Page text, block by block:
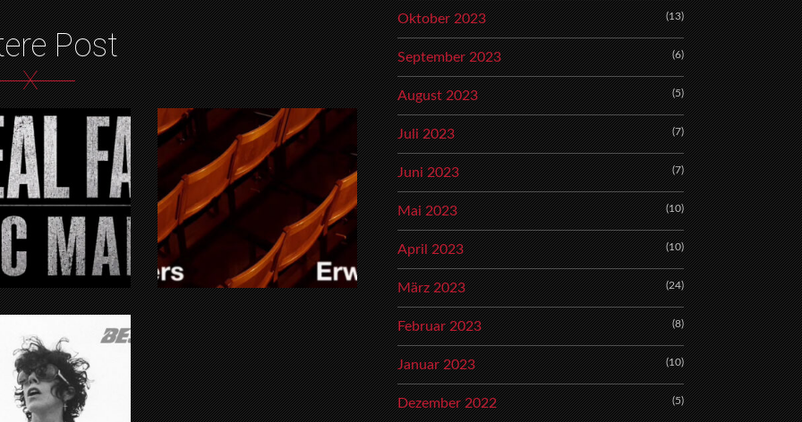
Post
X
Oktober 2023 (13)
September 2023 (6)
August 2023 (5)
Juli 2023 (7)
Juni 2023 (7)
Mai 2023 (10)
April 2023 (10)
März 2023 (24)
Februar 2023 (8)
Januar 2023 (10)
Dezember 2022 (5)